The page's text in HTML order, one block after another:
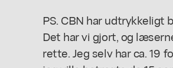
PS. CBN har
Det har vi gjort, og
rette. Jeg selv har ca. 19